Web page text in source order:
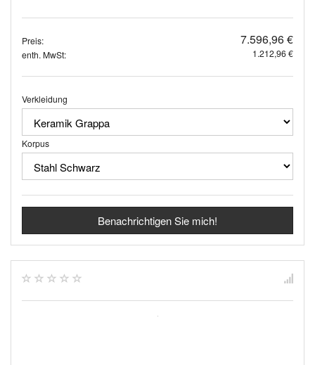
Preis: 7.596,96 €
enth. MwSt: 1.212,96 €
Verkleidung
Korpus
Benachrichtigen Sie mich!